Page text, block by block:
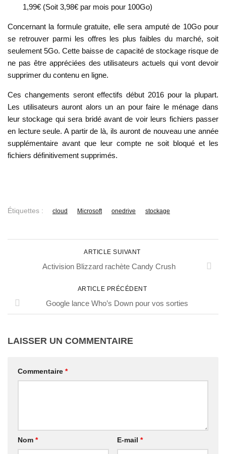
1,99€ (Soit 3,98€ par mois pour 100Go)
Concernant la formule gratuite, elle sera amputé de 10Go pour
se retrouver parmi les offres les plus faibles du marché, soit
seulement 5Go. Cette baisse de capacité de stockage risque de
ne pas être appréciées des utilisateurs actuels qui vont devoir
supprimer du contenu en ligne.
Ces changements seront effectifs début 2016 pour la plupart.
Les utilisateurs auront alors un an pour faire le ménage dans
leur stockage qui sera bridé avant de voir leurs fichiers passer
en lecture seule. A partir de là, ils auront de nouveau une année
supplémentaire avant que leur compte ne soit bloqué et les
fichiers définitivement supprimés.
Étiquettes : cloud Microsoft onedrive stockage
ARTICLE SUIVANT
Activision Blizzard rachète Candy Crush
ARTICLE PRÉCÉDENT
Google lance Who’s Down pour vos sorties
LAISSER UN COMMENTAIRE
Commentaire *
Nom * E-mail *